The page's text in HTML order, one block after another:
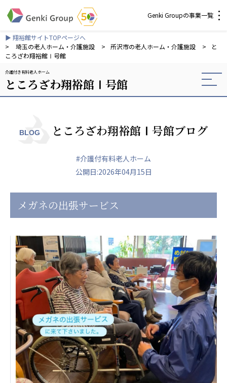
Genki Groupの事業一覧
介護・福祉
社会福祉法人 元気村グループ
社会福祉法人元気村
社会福祉法人長寿の森
株式会社 サンガジャパン
株式会社日本遮蔽技研
株式会社Genkiリレーションズ
日本高齢者福祉協会
株式会社 爽やかな風沖縄
爽やかな風 中部エリア
爽やかな風 那覇エリア
株式会社 鷹揚館
鷹揚館
社会福祉法人 共生会
特別養護老人ホーム 共生の家
株式会社 アジアメデカ元気事業団
アジアメデカ元気事業団
株式会社 爽やかな風九州
株式会社 七星
▶ 翔裕館サイトTOPページへ
>
埼玉の老人ホーム・介護施設 > 所沢市の老人ホーム・介護施設 >
と
ころざわ翔裕館Ⅰ号館
介護付き有料老人ホーム
ところざわ翔裕館Ⅰ号館
BLOG ところざわ翔裕館Ⅰ号館ブログ
#介護付有料老人ホーム
公開日:2026年04月15日
メガネの出張サービス